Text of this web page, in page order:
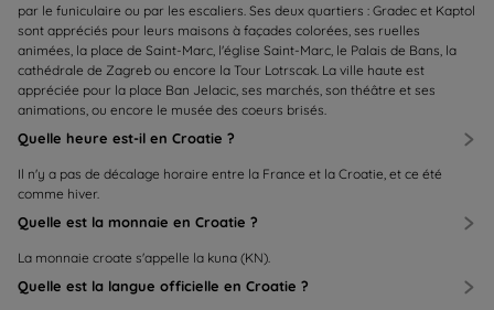
par le funiculaire ou par les escaliers. Ses deux quartiers : Gradec et Kaptol
sont appréciés pour leurs maisons à façades colorées, ses ruelles
animées, la place de Saint-Marc, l'église Saint-Marc, le Palais de Bans, la
cathédrale de Zagreb ou encore la Tour Lotrscak. La ville haute est
appréciée pour la place Ban Jelacic, ses marchés, son théâtre et ses
animations, ou encore le musée des coeurs brisés.
Quelle heure est-il en Croatie ?
Il n'y a pas de décalage horaire entre la France et la Croatie, et ce été
comme hiver.
Quelle est la monnaie en Croatie ?
La monnaie croate s'appelle la kuna (KN).
Quelle est la langue officielle en Croatie ?